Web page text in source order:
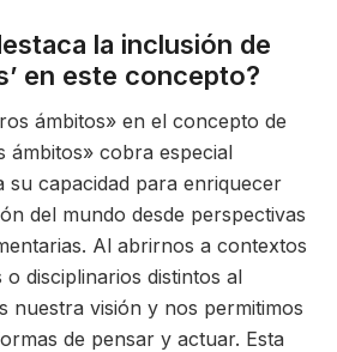
la inclusión de
en este concepto?
ámbitos» en el concepto de
ámbitos» cobra especial
su capacidad para enriquecer
del mundo desde perspectivas
Al abrirnos a contextos
disciplinarios distintos al
nuestra visión y nos permitimos
de pensar y actuar. Esta